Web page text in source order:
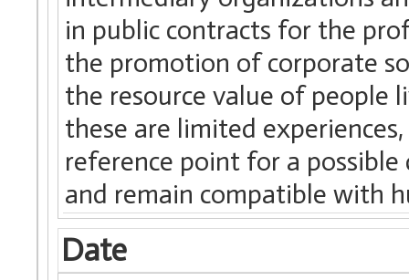
in public contracts for the
the promotion of corporate
the resource value of people
these are limited
reference point for a
and remain compatible with
Date